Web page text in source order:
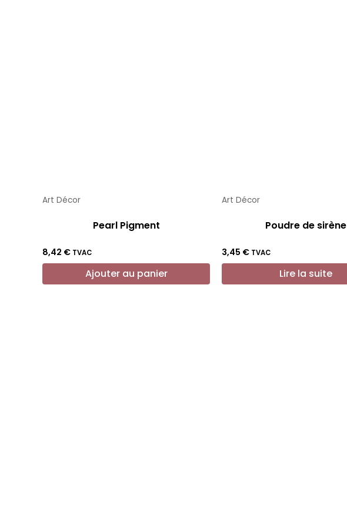
Art Décor
Pearl Pigment
8,42 € TVAC
Ajouter au panier
Art Décor
Poudre de sirène
3,45 € TVAC
Lire la suite